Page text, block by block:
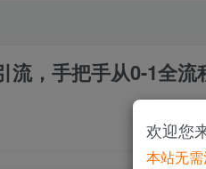
流，手把手从0-1全流
欢迎您
本站无